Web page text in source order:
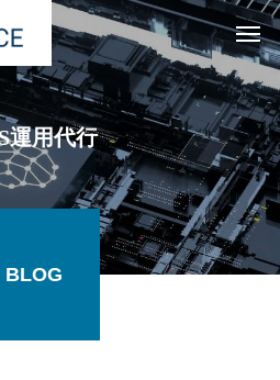
運用代行
BLOG